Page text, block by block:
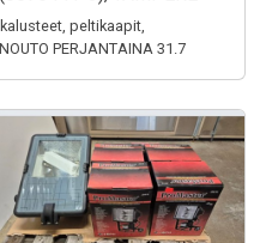
peltikaapit,
PERJANTAINA 31.7